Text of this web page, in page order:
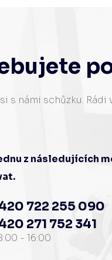
s námi schůzku. Rádi
z následujících
722 255 090
271 752 341
- 16:00